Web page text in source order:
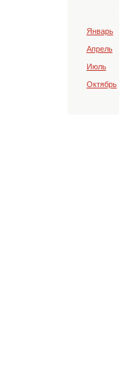
Январь
Апрель
Июль
Октябрь